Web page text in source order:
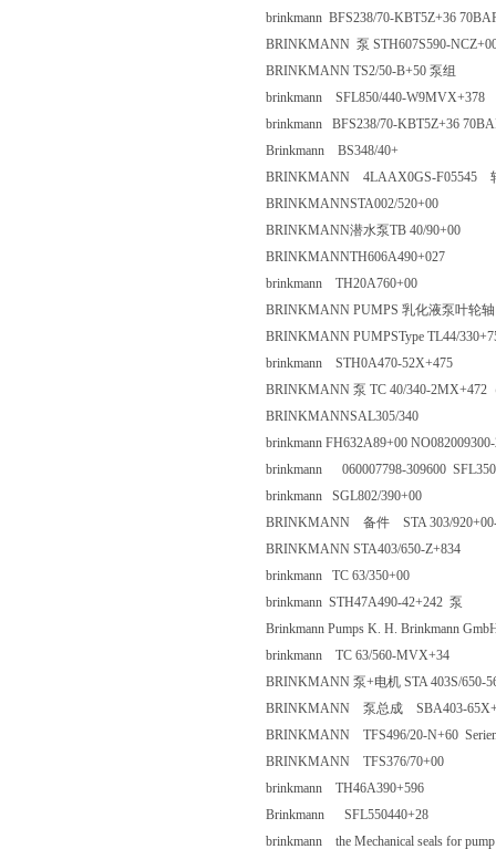
brinkmann BFS238/70-KBT5Z+36
BRINKMANN 泵 STH607S590-
BRINKMANN TS2/50-B+50 泵
brinkmann SFL850/440-
brinkmann BFS238/70-KBT5Z+36
Brinkmann BS348/40+
BRINKMANN 4LAAX0GS-
BRINKMANNSTA002/520+00
BRINKMANN潜水泵TB 40/
brinkmann TH20A760+00
BRINKMANN PUMPS 乳化液泵叶
BRINKMANN PUMPSType TL44/
brinkmann STH0A470-
BRINKMANN 泵 TC 40/340-
BRINKMANNSAL305/340
brinkmann FH632A89+00
brinkmann 060007798-309600
brinkmann SGL802/390+00
BRINKMANN 备件 STA 303/
BRINKMANN STA403/650-
brinkmann TC 63/350+00
brinkmann STH47A490-
Brinkmann Pumps K. H.
brinkmann TC 63/560-
BRINKMANN 泵+电机 STA 403S/
BRINKMANN 泵总成
BRINKMANN TFS496/20-N+60
BRINKMANN TFS376/
brinkmann TH46A390+596
Brinkmann SFL550440+28
brinkmann the Mechanical seals